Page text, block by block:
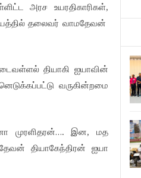
அரச உயரதிகாரிகள்,
தலைவர் வாமதேவன்
தியாகி ஐயாவின்
வருகின்றமை
முரளிதரன்…. இன, மத
தியாகேந்திரன் ஐயா